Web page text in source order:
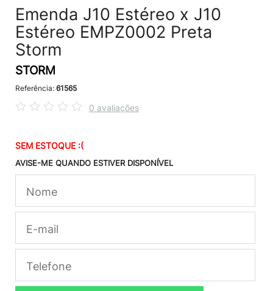
Emenda J10 Estéreo x J10
Estéreo EMPZ0002 Preta
Storm
STORM
Referência: 61565
0 avaliações
SEM ESTOQUE :(
AVISE-ME QUANDO ESTIVER DISPONÍVEL